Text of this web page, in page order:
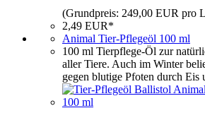
(Grundpreis: 249,00 EUR pro
2,49 EUR*
Animal Tier-Pflegeöl 100 ml
100 ml Tierpflege-Öl zur
aller Tiere. Auch im Winter
gegen blutige Pfoten durch Eis